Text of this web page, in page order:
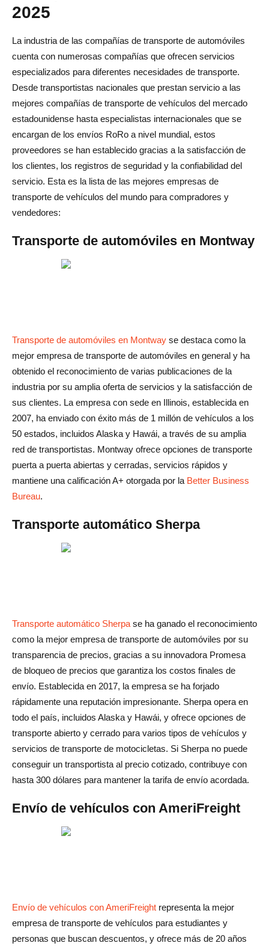
2025
La industria de las compañías de transporte de automóviles
cuenta con numerosas compañías que ofrecen servicios
especializados para diferentes necesidades de transporte.
Desde transportistas nacionales que prestan servicio a las
mejores compañías de transporte de vehículos del mercado
estadounidense hasta especialistas internacionales que se
encargan de los envíos RoRo a nivel mundial, estos
proveedores se han establecido gracias a la satisfacción de
los clientes, los registros de seguridad y la confiabilidad del
servicio. Esta es la lista de las mejores empresas de
transporte de vehículos del mundo para compradores y
vendedores:
Transporte de automóviles en Montway
Transporte de automóviles en Montway se destaca como la
mejor empresa de transporte de automóviles en general y ha
obtenido el reconocimiento de varias publicaciones de la
industria por su amplia oferta de servicios y la satisfacción de
sus clientes. La empresa con sede en Illinois, establecida en
2007, ha enviado con éxito más de 1 millón de vehículos a los
50 estados, incluidos Alaska y Hawái, a través de su amplia
red de transportistas. Montway ofrece opciones de transporte
puerta a puerta abiertas y cerradas, servicios rápidos y
mantiene una calificación A+ otorgada por la Better Business
Bureau.
Transporte automático Sherpa
Transporte automático Sherpa se ha ganado el reconocimiento
como la mejor empresa de transporte de automóviles por su
transparencia de precios, gracias a su innovadora Promesa
de bloqueo de precios que garantiza los costos finales de
envío. Establecida en 2017, la empresa se ha forjado
rápidamente una reputación impresionante. Sherpa opera en
todo el país, incluidos Alaska y Hawái, y ofrece opciones de
transporte abierto y cerrado para varios tipos de vehículos y
servicios de transporte de motocicletas. Si Sherpa no puede
conseguir un transportista al precio cotizado, contribuye con
hasta 300 dólares para mantener la tarifa de envío acordada.
Envío de vehículos con AmeriFreight
Envío de vehículos con AmeriFreight representa la mejor
empresa de transporte de vehículos para estudiantes y
personas que buscan descuentos, y ofrece más de 20 años